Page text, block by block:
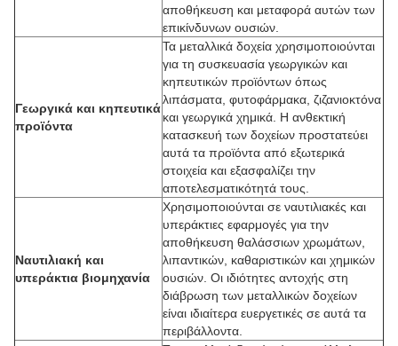
αποθήκευση και μεταφορά αυτών των
επικίνδυνων ουσιών.
Γεωργικά και κηπευτικά
προϊόντα
Τα μεταλλικά δοχεία χρησιμοποιούνται
για τη συσκευασία γεωργικών και
κηπευτικών προϊόντων όπως
λιπάσματα, φυτοφάρμακα, ζιζανιοκτόνα
και γεωργικά χημικά. Η ανθεκτική
κατασκευή των δοχείων προστατεύει
αυτά τα προϊόντα από εξωτερικά
στοιχεία και εξασφαλίζει την
αποτελεσματικότητά τους.
Ναυτιλιακή και
υπεράκτια βιομηχανία
Χρησιμοποιούνται σε ναυτιλιακές και
υπεράκτιες εφαρμογές για την
αποθήκευση θαλάσσιων χρωμάτων,
λιπαντικών, καθαριστικών και χημικών
ουσιών. Οι ιδιότητες αντοχής στη
διάβρωση των μεταλλικών δοχείων
είναι ιδιαίτερα ευεργετικές σε αυτά τα
περιβάλλοντα.